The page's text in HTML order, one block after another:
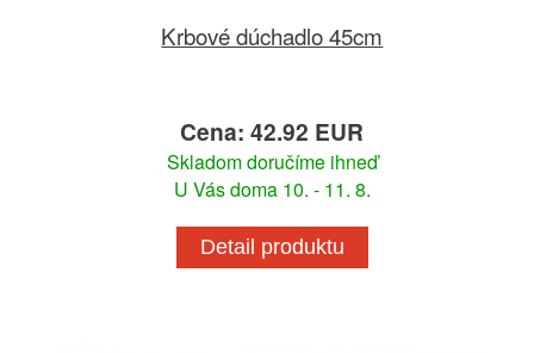
Krbové dúchadlo 45cm
Cena: 42.92 EUR
Skladom doručíme ihneď
U Vás doma 10. - 11. 8.
Detail produktu